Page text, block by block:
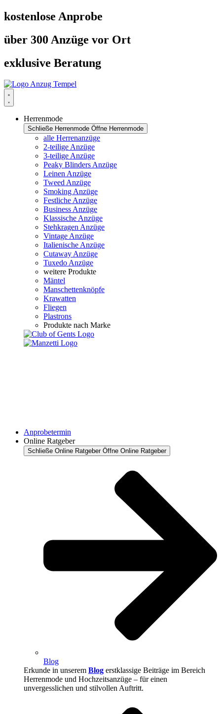
Zum
Inhalt
kostenlose Anprobe
über 300 Anzüge vor Ort
exklusive Beratung
Herrenmode
Schließe Herrenmode Öffne Herrenmode
alle Herrenanzüge
2-teilige Anzüge
3-teilige Anzüge
Peaky Blinders Anzüge
Leinen Anzüge
Tweed Anzüge
Smoking Anzüge
Festliche Anzüge
Business Anzüge
Klassische Anzüge
Stehkragen Anzüge
Vintage Anzüge
Italienische Anzüge
Cutaway Anzüge
Tuxedo Anzüge
weitere Produkte
Mäntel
Manschettenknöpfe
Krawatten
Fliegen
Plastrons
Produkte nach Marke
Anprobetermin
Online Ratgeber
Schließe Online Ratgeber Öffne Online Ratgeber
Blog
Erkunde in unserem Blog erstklassige Beiträge im Bereich
Herrenmode und Hochzeitsanzüge – für einen
unvergesslichen und stilvollen Auftritt.